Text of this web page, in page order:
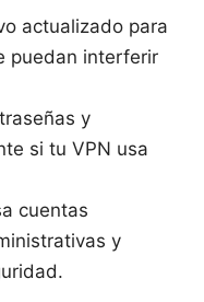
actualizado para
puedan interferir
y
si tu VPN usa
cuentas
y